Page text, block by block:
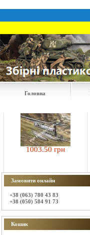
Головна
1003.50 грн
Замовити онлайн
+38 (063) 780 43 83
+38 (050) 584 91 73
Кошик